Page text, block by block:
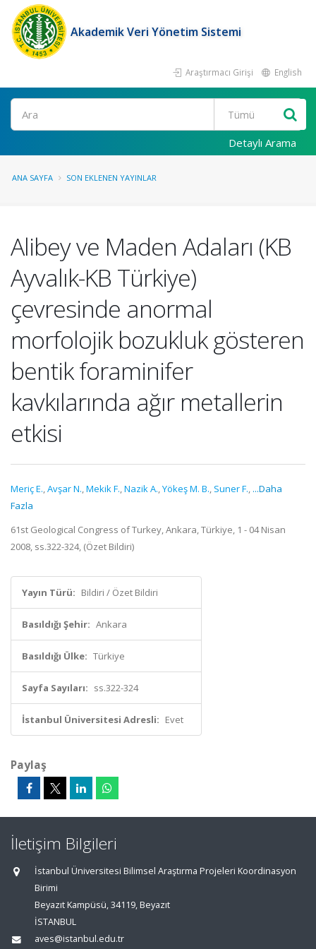
Akademik Veri Yönetim Sistemi
Araştırmacı Girişi English
Ara
Detaylı Arama
ANA SAYFA SON EKLENEN YAYINLAR
Alibey ve Maden Adaları (KB
Ayvalık-KB Türkiye)
çevresinde anormal
morfolojik bozukluk gösteren
bentik foraminifer
kavkılarında ağır metallerin
etkisi
Meriç E.,Avşar N.,Mekik F.,Nazik A.,Yökeş M. B., Suner F., ...Daha
Fazla
61st Geological Congress of Turkey, Ankara, Türkiye, 1 - 04 Nisan
2008, ss.322-324, (Özet Bildiri)
Yayın Türü: Bildiri / Özet Bildiri
Basıldığı Şehir: Ankara
Basıldığı Ülke: Türkiye
Sayfa Sayıları: ss.322-324
İstanbul Üniversitesi Adresli: Evet
Paylaş
İletişim Bilgileri
İstanbul Üniversitesi Bilimsel Araştırma Projeleri Koordinasyon
Birimi
Beyazıt Kampüsü, 34119, Beyazıt
İSTANBUL
aves@istanbul.edu.tr